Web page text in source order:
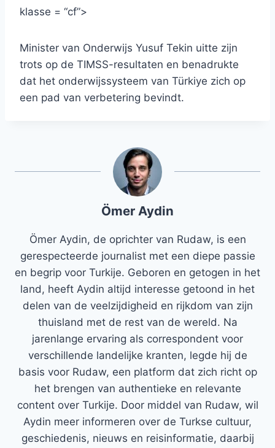
klasse = “cf”>
Minister van Onderwijs Yusuf Tekin uitte zijn
trots op de TIMSS-resultaten en benadrukte
dat het onderwijssysteem van Türkiye zich op
een pad van verbetering bevindt.
Ömer Aydin
Ömer Aydin, de oprichter van Rudaw, is een
gerespecteerde journalist met een diepe passie
en begrip voor Turkije. Geboren en getogen in het
land, heeft Aydin altijd interesse getoond in het
delen van de veelzijdigheid en rijkdom van zijn
thuisland met de rest van de wereld. Na
jarenlange ervaring als correspondent voor
verschillende landelijke kranten, legde hij de
basis voor Rudaw, een platform dat zich richt op
het brengen van authentieke en relevante
content over Turkije. Door middel van Rudaw, wil
Aydin meer informeren over de Turkse cultuur,
geschiedenis, nieuws en reisinformatie, daarbij